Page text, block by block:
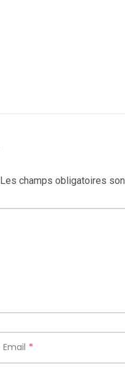
Les champs obligatoires
Email *